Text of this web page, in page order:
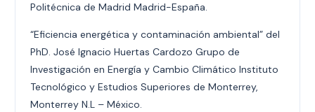
Politécnica de Madrid Madrid-España.
“Eficiencia energética y contaminación ambiental” del
PhD. José Ignacio Huertas Cardozo Grupo de
Investigación en Energía y Cambio Climático Instituto
Tecnológico y Estudios Superiores de Monterrey,
Monterrey N.L – México.